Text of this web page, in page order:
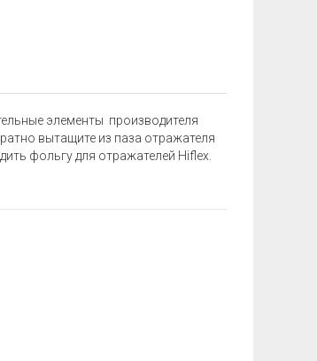
элементы производителя
вытащите из паза отражателя
фольгу для отражателей Hiflex.